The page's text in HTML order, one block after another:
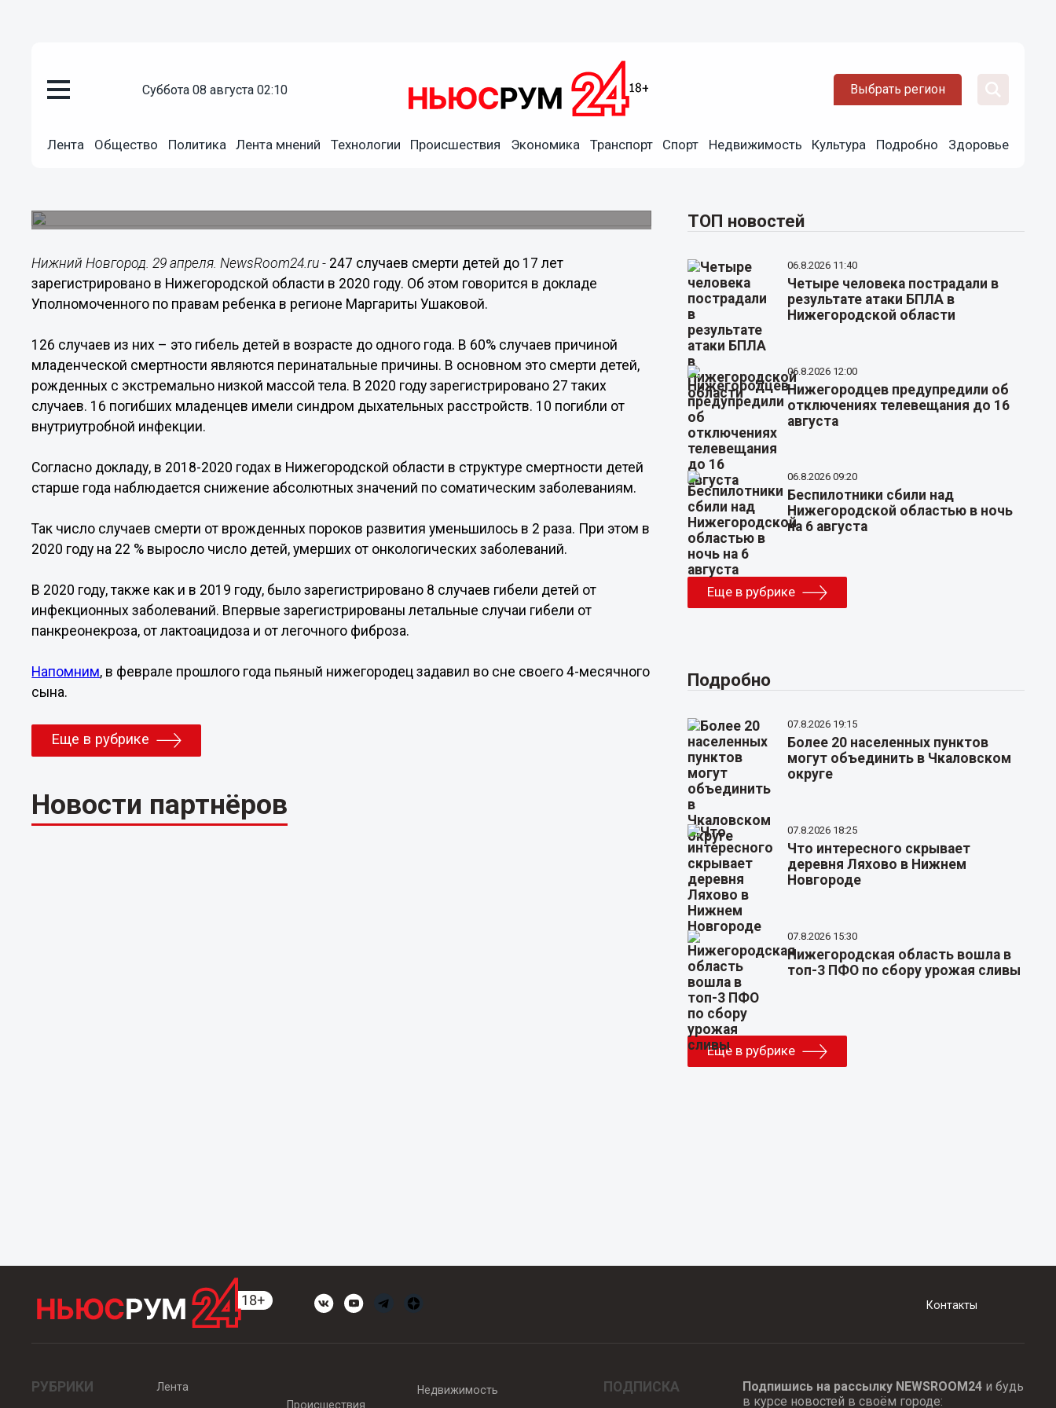
суббота 08 августа 02:10 Выбрать регион
Лента Общество Политика Лента мнений Технологии Происшествия Экономика Транспорт Спорт Недвижимость Культура Подробно Здоровье
Число погибших от онкологии детей в Нижегородской
Нижний Новгород. 29 апреля. NewsRoom24.ru - 247 случаев смерти детей до 17 лет
зарегистрировано в Нижегородской области в 2020 году. Об этом говорится в докладе
Уполномоченного по правам ребенка в регионе Маргариты Ушаковой.
126 случаев из них – это гибель детей в возрасте до одного года. В 60% случаев причиной
младенческой смертности являются перинатальные причины. В основном это смерти детей,
рожденных с экстремально низкой массой тела. В 2020 году зарегистрировано 27 таких
случаев. 16 погибших младенцев имели синдром дыхательных расстройств. 10 погибли от
внутриутробной инфекции.
Согласно докладу, в 2018-2020 годах в Нижегородской области в структуре смертности детей
старше года наблюдается снижение абсолютных значений по соматическим заболеваниям.
Так число случаев смерти от врожденных пороков развития уменьшилось в 2 раза. При этом в
2020 году на 22 % выросло число детей, умерших от онкологических заболеваний.
В 2020 году, также как и в 2019 году, было зарегистрировано 8 случаев гибели детей от
инфекционных заболеваний. Впервые зарегистрированы летальные случаи гибели от
панкреонекроза, от лактоацидоза и от легочного фиброза.
Напомним, в феврале прошлого года пьяный нижегородец задавил во сне своего 4-месячного
сына.
Еще в рубрике
Новости партнёров
ТОП новостей
06.8.2026 11:40
Четыре человека пострадали в
результате атаки БПЛА в
Нижегородской области
06.8.2026 12:00
Нижегородцев предупредили об
отключениях телевещания до 16
августа
06.8.2026 09:20
Беспилотники сбили над
Нижегородской областью в ночь
на 6 августа
Еще в рубрике
Подробно
07.8.2026 19:15
Более 20 населенных пунктов
могут объединить в Чкаловском
округе
07.8.2026 18:25
Что интересного скрывает
деревня Ляхово в Нижнем
Новгороде
07.8.2026 15:30
Нижегородская область вошла в
топ-3 ПФО по сбору урожая сливы
Еще в рубрике
Контакты
РУБРИКИ
Лента
Происшествия
Недвижимость ПОДПИСКА Подпишись на рассылку NEWSROOM24и будь
в курсе новостей в своём городе: